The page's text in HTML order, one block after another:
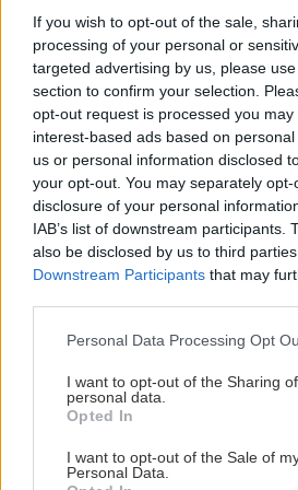
If you wish to opt-out of the sale,
processing of your personal or
targeted advertising by us, please
section to confirm your selection.
opt-out request is processed you may
interest-based ads based on
us or personal information disclosed
your opt-out. You may separately
disclosure of your personal
IAB’s list of downstream participants.
also be disclosed by us to third
Downstream Participants that may
Please note that this website/app
not limited to your visit or usage
grant or deny consent to Google and
use your data for below specified
consent section.
Personal Data Processing Opt
I want to opt-out of the Sharing
personal data.
Opted In
I want to opt-out of the Sale of
Personal Data.
VIDEO
Chcete dominantu interiéru,
ktorá pritiahne pohľady?
Vyrobte si takéto masívne
orechové svietidlo